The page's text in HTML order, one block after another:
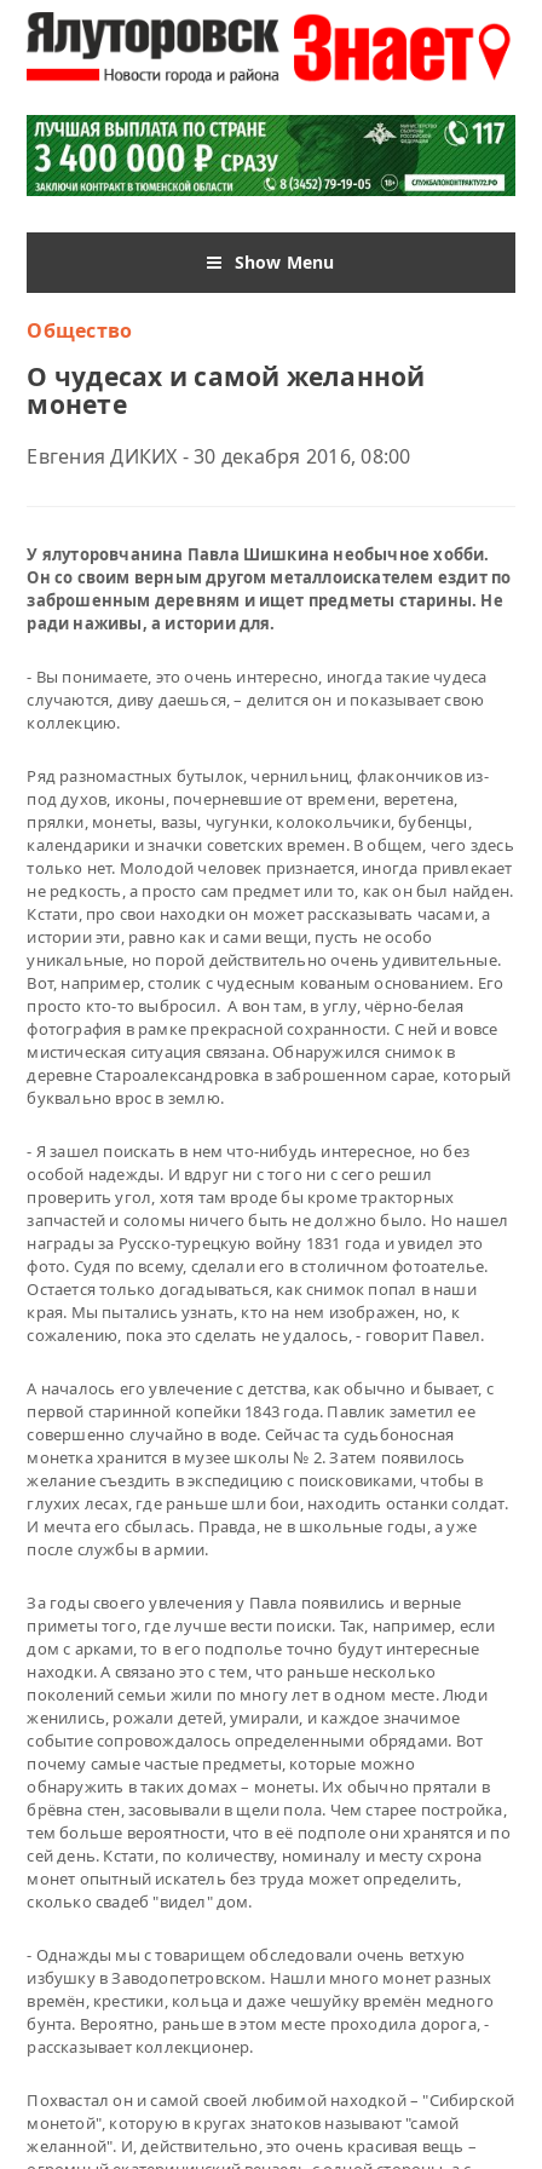
Show Menu
Общество
О чудесах и самой желанной
монете
Евгения ДИКИХ - 30 декабря 2016, 08:00
У ялуторовчанина Павла Шишкина необычное хобби.
Он со своим верным другом металлоискателем ездит по
заброшенным деревням и ищет предметы старины. Не
ради наживы, а истории для.
- Вы понимаете, это очень интересно, иногда такие чудеса
случаются, диву даешься, – делится он и показывает свою
коллекцию.
Ряд разномастных бутылок, чернильниц, флакончиков из-
под духов, иконы, почерневшие от времени, веретена,
прялки, монеты, вазы, чугунки, колокольчики, бубенцы,
календарики и значки советских времен. В общем, чего здесь
только нет. Молодой человек признается, иногда привлекает
не редкость, а просто сам предмет или то, как он был найден.
Кстати, про свои находки он может рассказывать часами, а
истории эти, равно как и сами вещи, пусть не особо
уникальные, но порой действительно очень удивительные.
Вот, например, столик с чудесным кованым основанием. Его
просто кто-то выбросил. А вон там, в углу, чёрно-белая
фотография в рамке прекрасной сохранности. С ней и вовсе
мистическая ситуация связана. Обнаружился снимок в
деревне Староалександровка в заброшенном сарае, который
буквально врос в землю.
- Я зашел поискать в нем что-нибудь интересное, но без
особой надежды. И вдруг ни с того ни с сего решил
проверить угол, хотя там вроде бы кроме тракторных
запчастей и соломы ничего быть не должно было. Но нашел
награды за Русско-турецкую войну 1831 года и увидел это
фото. Судя по всему, сделали его в столичном фотоателье.
Остается только догадываться, как снимок попал в наши
края. Мы пытались узнать, кто на нем изображен, но, к
сожалению, пока это сделать не удалось, - говорит Павел.
А началось его увлечение с детства, как обычно и бывает, с
первой старинной копейки 1843 года. Павлик заметил ее
совершенно случайно в воде. Сейчас та судьбоносная
монетка хранится в музее школы № 2. Затем появилось
желание съездить в экспедицию с поисковиками, чтобы в
глухих лесах, где раньше шли бои, находить останки солдат.
И мечта его сбылась. Правда, не в школьные годы, а уже
после службы в армии.
За годы своего увлечения у Павла появились и верные
приметы того, где лучше вести поиски. Так, например, если
дом с арками, то в его подполье точно будут интересные
находки. А связано это с тем, что раньше несколько
поколений семьи жили по многу лет в одном месте. Люди
женились, рожали детей, умирали, и каждое значимое
событие сопровождалось определенными обрядами. Вот
почему самые частые предметы, которые можно
обнаружить в таких домах – монеты. Их обычно прятали в
брёвна стен, засовывали в щели пола. Чем старее постройка,
тем больше вероятности, что в её подполе они хранятся и по
сей день. Кстати, по количеству, номиналу и месту схрона
монет опытный искатель без труда может определить,
сколько свадеб "видел" дом.
- Однажды мы с товарищем обследовали очень ветхую
избушку в Заводопетровском. Нашли много монет разных
времён, крестики, кольца и даже чешуйку времён медного
бунта. Вероятно, раньше в этом месте проходила дорога, -
рассказывает коллекционер.
Похвастал он и самой своей любимой находкой – "Сибирской
монетой", которую в кругах знатоков называют "самой
желанной". И, действительно, это очень красивая вещь –